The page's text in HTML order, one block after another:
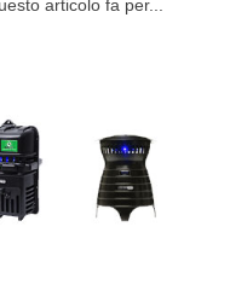
articolo fa per...